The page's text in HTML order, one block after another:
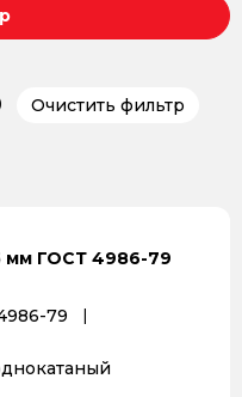
Очистить фильтр
мм ГОСТ 4986-79
79